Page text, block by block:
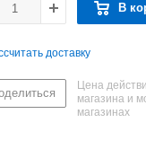
В
доставку
Цена
магазина и
магазинах